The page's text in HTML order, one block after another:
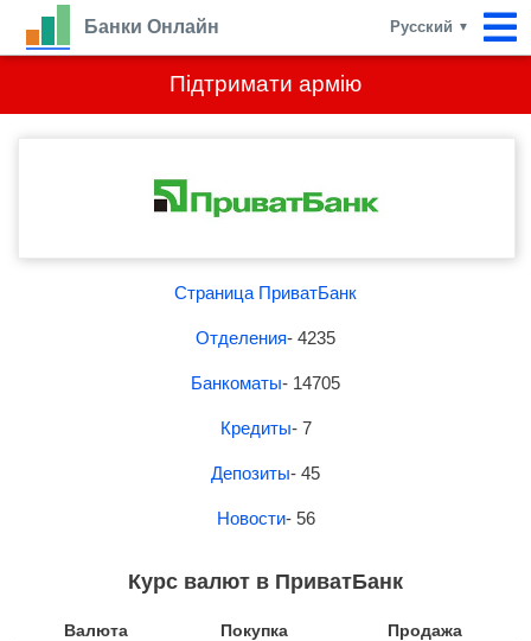
Підтримати армію
Банки Онлайн Русский ▼
Страница ПриватБанк
Отделения- 4235
Банкоматы- 14705
Кредиты- 7
Депозиты- 45
Новости- 56
Курс валют в ПриватБанк
Валюта Покупка Продажа